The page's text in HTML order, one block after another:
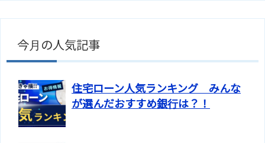
今月の人気記事
住宅ローン人気ランキング みんな
が選んだおすすめ銀行は？！